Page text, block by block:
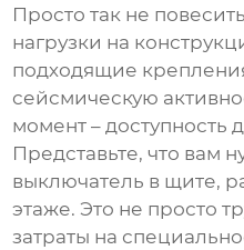
Просто так не
нагрузки на
подходящие
сейсмическую
момент – доступность
Представьте, что вам
выключатель в щите,
этаже. Это не просто
затраты на